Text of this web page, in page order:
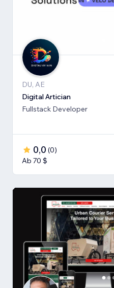
DU, AE
Digital Artician
Fullstack Developer
0,0 (0)
Ab 70 $